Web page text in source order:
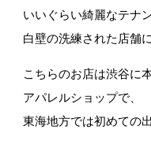
いいぐらい綺麗なテナ
白壁の洗練された店舗
こちらのお店は渋谷に
アパレルショップで、
東海地方では初めての